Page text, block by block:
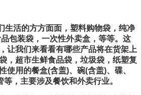
生活的方方面面，塑料购物袋，纯净
包装袋，一次性外卖盒，等等。这
让我们来看看有哪些产品将在货架上
，超市生鲜食品袋，垃圾袋，纸塑复
使用的餐盒(含盖)、碗(含盖)、碟、
，主要涉及餐饮和外卖行业。